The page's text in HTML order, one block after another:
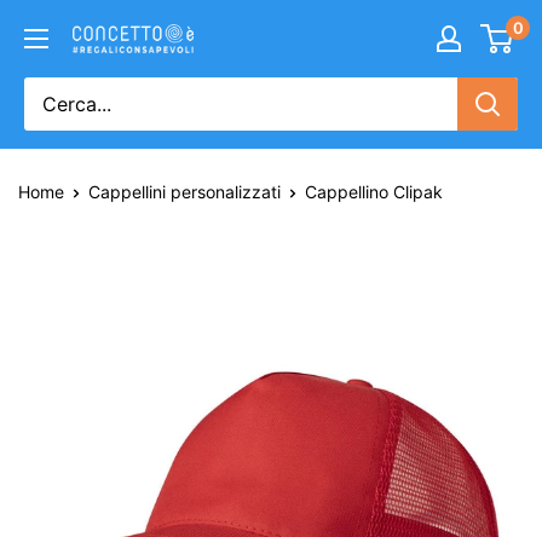
0
Home Cappellini personalizzati Cappellino Clipak